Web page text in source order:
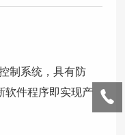
制系统，具有防
软件程序即实现产